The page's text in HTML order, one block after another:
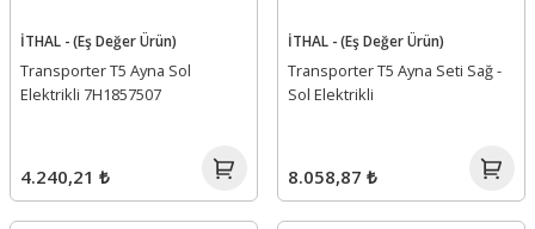
İTHAL - (Eş Değer Ürün)
Transporter T5 Ayna Sol
Elektrikli 7H1857507
4.240,21 ₺
İTHAL - (Eş Değer Ürün)
Transporter T5 Ayna Seti Sağ -
Sol Elektrikli
8.058,87 ₺